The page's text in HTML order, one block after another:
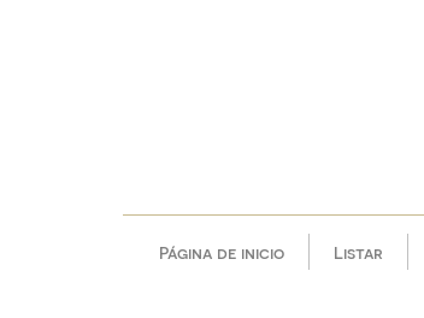
Página de inicio Listar